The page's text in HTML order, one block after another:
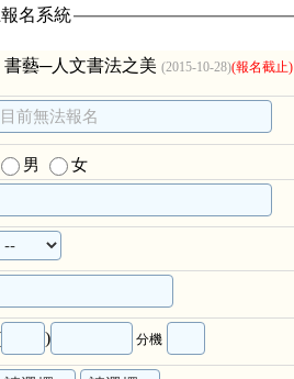
報名系統
書藝─人文書法之美 (2015-10-28)(報名截止)
男 女
) 分機